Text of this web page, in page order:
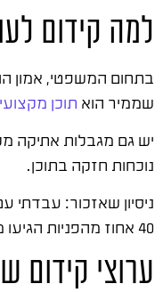
למה קידום
בתחום המשפטי, אמון
שממיר הוא תוכן מקצועי
יש גם מגבלות אתיקה
נוכחות חזקה בתוכן.
ניסיון שאזכור:
40 אחוז מהפניות הגיעו מחיפוש אורגני.
ערוצי קידום